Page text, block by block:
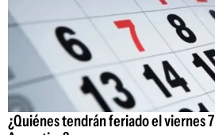
¿Quiénes tendrán feriado el viernes